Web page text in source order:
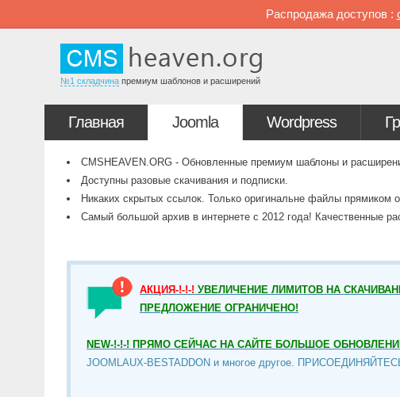
Распродажа доступов :
№1 складчина премиум шаблонов и расширений
Главная Joomla Wordpress
CMSHEAVEN.ORG - Обновленные премиум шаблоны и
Доступны разовые скачивания и подписки.
Никаких скрытых ссылок. Только оригинальне файлы прямиком
Самый большой архив в интернете с 2012 года! Качественные
АКЦИЯ-!-!-! УВЕЛИЧЕНИЕ ЛИМИТОВ НА
ПРЕДЛОЖЕНИЕ ОГРАНИЧЕНО!
NEW-!-!-! ПРЯМО СЕЙЧАС НА САЙТЕ БОЛЬШОЕ
JOOMLAUX-BESTADDON и многое другое.